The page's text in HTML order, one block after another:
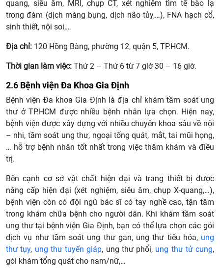
quang, siêu âm, MRI, chụp CT, xét nghiệm tìm tế bào lạ
trong đàm (dịch màng bụng, dịch não tủy,…), FNA hạch cổ,
sinh thiết, nội soi,…
Địa chỉ: 120 Hồng Bàng, phường 12, quận 5, TP.HCM.
Thời gian làm việc: Thứ 2 – Thứ 6 từ 7 giờ 30 – 16 giờ.
2.6 Bệnh viện Đa Khoa Gia Định
Bệnh viện Đa khoa Gia Định là địa chỉ khám tầm soát ung
thư ở TP.HCM được nhiều bệnh nhân lựa chọn. Hiện nay,
bệnh viện được xây dựng với nhiều chuyên khoa sâu về nội
– nhi, tầm soát ung thư, ngoại tổng quát, mắt, tai mũi họng,
… hỗ trợ bệnh nhân tốt nhất trong việc thăm khám và điều
trị.
Bên cạnh cơ sở vật chất hiện đại và trang thiết bị được
nâng cấp hiện đại (xét nghiệm, siêu âm, chụp X-quang,…),
bệnh viện còn có đội ngũ bác sĩ có tay nghề cao, tận tâm
trong khám chữa bệnh cho người dân. Khi khám tầm soát
ung thư tại bệnh viện Gia Định, bạn có thể lựa chọn các gói
dịch vụ như tầm soát ung thư gan, ung thư tiêu hóa, ung
thư tụy, ung thư tuyến giáp, ung thư phổi, ung thư tử cung,
gói khám tổng quát cho nam/nữ,…